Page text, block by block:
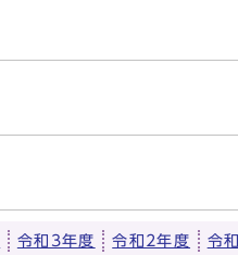
令和3年度 令和2年度 令